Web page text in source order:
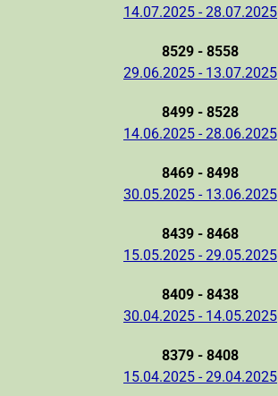
14.07.2025 - 28.07.2025
8529 - 8558
29.06.2025 - 13.07.2025
8499 - 8528
14.06.2025 - 28.06.2025
8469 - 8498
30.05.2025 - 13.06.2025
8439 - 8468
15.05.2025 - 29.05.2025
8409 - 8438
30.04.2025 - 14.05.2025
8379 - 8408
15.04.2025 - 29.04.2025